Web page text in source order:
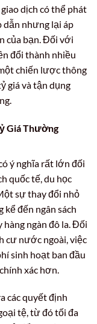
dịch có thể phát
dẫn nhưng lại áp
của bạn. Đối với
đổi thành nhiều
chiến lược thông
giá và tận dụng
Giá Thường
ý nghĩa rất lớn đối
quốc tế, du học
sự thay đổi nhỏ
đến ngân sách
hàng ngàn đô la. Đối
cư nước ngoài, việc
sinh hoạt ban đầu
xác hơn.
các quyết định
tệ, từ đó tối đa